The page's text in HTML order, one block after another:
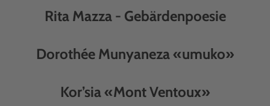
Rita Mazza - Gebärdenpoesie
Dorothée Munyaneza «umuko»
Kor’sia «Mont Ventoux»